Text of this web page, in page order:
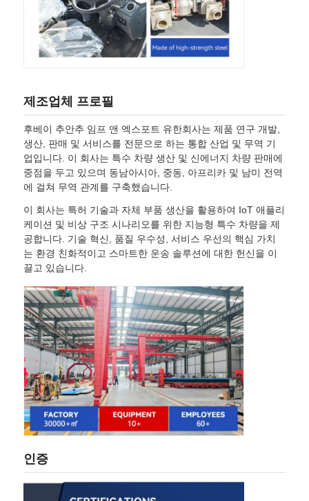
제조업체 프로필
후베이 추안추 임프 앤 엑스포트 유한회사는 제품 연구 개발,
생산, 판매 및 서비스를 전문으로 하는 통합 산업 및 무역 기
업입니다. 이 회사는 특수 차량 생산 및 신에너지 차량 판매에
중점을 두고 있으며 동남아시아, 중동, 아프리카 및 남미 전역
에 걸쳐 무역 관계를 구축했습니다.
이 회사는 특허 기술과 자체 부품 생산을 활용하여 IoT 애플리
케이션 및 비상 구조 시나리오를 위한 지능형 특수 차량을 제
공합니다. 기술 혁신, 품질 우수성, 서비스 우선의 핵심 가치
는 환경 친화적이고 스마트한 운송 솔루션에 대한 헌신을 이
끌고 있습니다.
인증